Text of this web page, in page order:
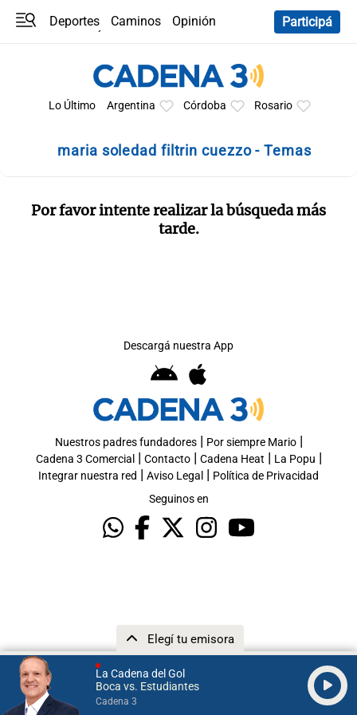
La Cadena del Gol
Boca vs. Estudiantes
Cadena 3
Elegí tu emisora
Deportes Caminos
Opinión
Participá
Lo Último Argentina Córdoba Rosario
maria soledad filtrin cuezzo - Temas
Por favor intente realizar la búsqueda más
tarde.
Descargá nuestra App
Nuestros padres fundadores| Por siempre Mario|
Cadena 3 Comercial | Contacto| Cadena Heat | La Popu |
Integrar nuestra red | Aviso Legal | Política de Privacidad
Seguinos en